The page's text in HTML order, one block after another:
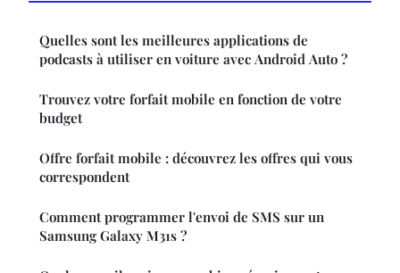
Quelles sont les meilleures applications de
podcasts à utiliser en voiture avec Android Auto ?
Trouvez votre forfait mobile en fonction de votre
budget
Offre forfait mobile : découvrez les offres qui vous
correspondent
Comment programmer l'envoi de SMS sur un
Samsung Galaxy M31s ?